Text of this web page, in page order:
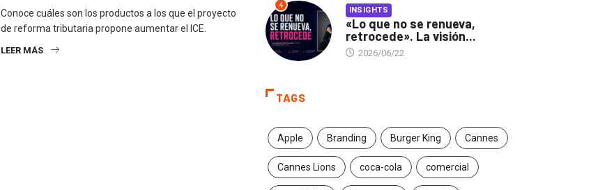
Conoce cuáles son los productos a los que el proyecto
de reforma tributaria propone aumentar el ICE.
LEER MÁS
4 INSIGHTS
«Lo que no se renueva,
retrocede». La visión...
2026/06/22
TAGS
Apple Branding Burger King Cannes
Cannes Lions coca-cola comercial